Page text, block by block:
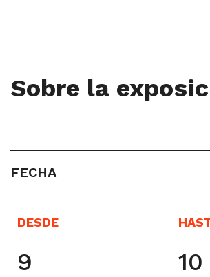
Sobre la
FECHA
DESDE
9 10